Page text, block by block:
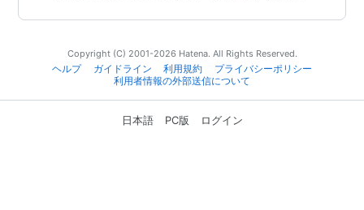
Copyright (C) 2001-2026 Hatena. All Rights Reserved.
ヘルプ
ガイドライン 利用規約
プライバシーポリシー
利用者情報の外部送信について
日本語 PC版 ログイン